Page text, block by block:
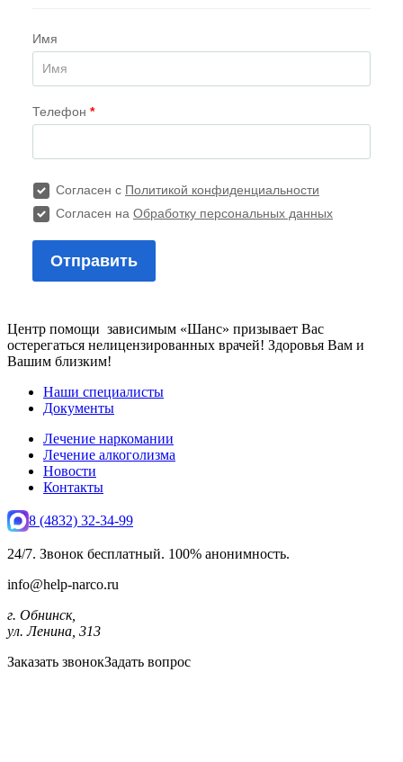
Центр помощи зависимым «Шанс» призывает Вас
остерегаться нелицензированных врачей! Здоровья Вам и
Вашим близким!
Наши специалисты
Документы
Лечение наркомании
Лечение алкоголизма
Новости
Контакты
8 (4832) 32-34-99
24/7. Звонок бесплатный. 100% анонимность.
info@help-narco.ru
г. Обнинск,
ул. Ленина, 313
Заказать звонокЗадать вопрос